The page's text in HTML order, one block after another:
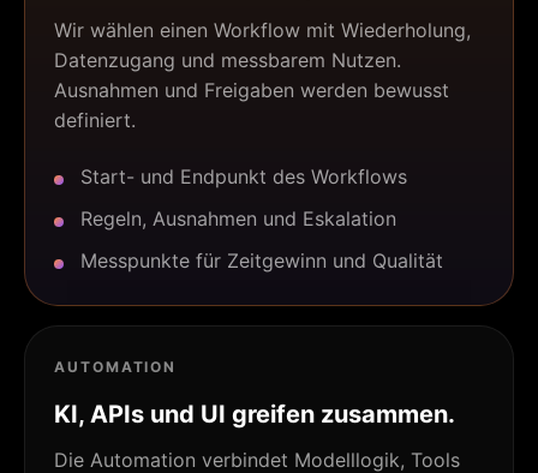
Wir wählen einen Workflow mit Wiederholung,
Datenzugang und messbarem Nutzen.
Ausnahmen und Freigaben werden bewusst
definiert.
Start- und Endpunkt des Workflows
Regeln, Ausnahmen und Eskalation
Messpunkte für Zeitgewinn und Qualität
AUTOMATION
KI, APIs und UI greifen zusammen.
Die Automation verbindet Modelllogik, Tools